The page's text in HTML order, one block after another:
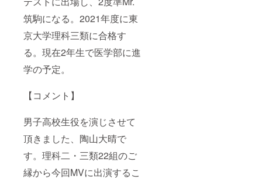
筑駒になる。2021年度に東
京大学理科三類に合格す
る。現在2年生で医学部に進
学の予定。
【コメント】
男子高校生役を演じさせて
頂きました、陶山大晴で
す。理科二・三類22組のご
縁から今回MVに出演するこ